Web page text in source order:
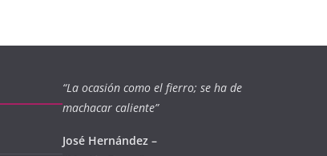
“La ocasión como el fierro; se ha de
machacar caliente”
José Hernández –